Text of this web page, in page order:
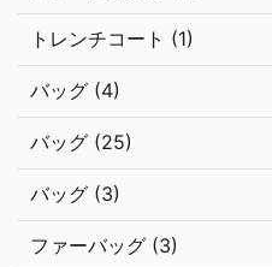
トレンチコート (1)
バッグ (4)
バッグ (25)
バッグ (3)
ファーバッグ (3)